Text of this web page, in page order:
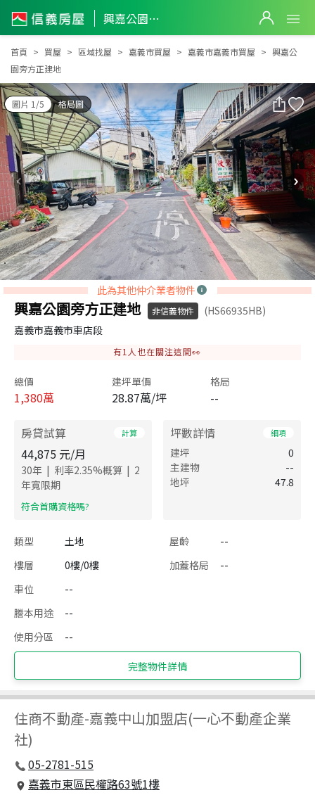
興嘉公園旁方正建地
興嘉公園旁方正建地
首頁 買屋 區域找屋 嘉義市買屋 嘉義市嘉義市買屋
興嘉公
園旁方正建地
圖片 1/5 格局圖
此為其他仲介業者物件
興嘉公園旁方正建地 非信義物件
(HS66935HB)
嘉義市嘉義市車店段
有1 人也在關注這間👀
總價
1,380萬
建坪單價
28.87萬/坪
格局
--
房貸試算 計算
44,875 元/月
30年 | 利率2.35%概算 | 2
年寬限期
​符合首購資格嗎?
坪數詳情 細項
建坪
0
主建物
--
地坪
47.8
類型 土地 屋齡
--
樓層
0樓/0樓 加蓋格局
--
車位
--
謄本用途
--
使用分區
--
完整物件詳情
住商不動產-嘉義中山加盟店(一心不動產企業
社)
05-2781-515
嘉義市東區民權路63號1樓